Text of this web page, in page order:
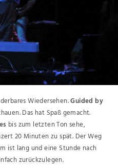
Wiedersehen.Guided by
Das hat Spaß gemacht.
bis zum letzten Ton sehe,
20 Minuten zu spät. Der Weg
ist lang und eine Stunde nach
zurückzulegen.